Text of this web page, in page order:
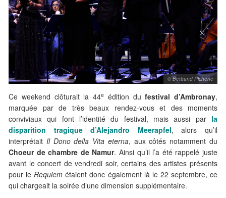
© Bertrand Pichène
Ce weekend clôturait la 44e édition dufestival d’Ambronay,
marquée par de très beaux rendez-vous et des moments
conviviaux qui font l’identité du festival, mais aussi par la
disparition tragique d’Alejandro Meerapfel, alors qu’il
interprétait Il Dono della Vita eterna, aux côtés notamment du
Choeur de chambre de Namur. Ainsi qu’il l’a été rappelé juste
avant le concert de vendredi soir, certains des artistes présents
pour leRequiem étaient donc également là le 22 septembre, ce
qui chargeait la soirée d’une dimension supplémentaire.